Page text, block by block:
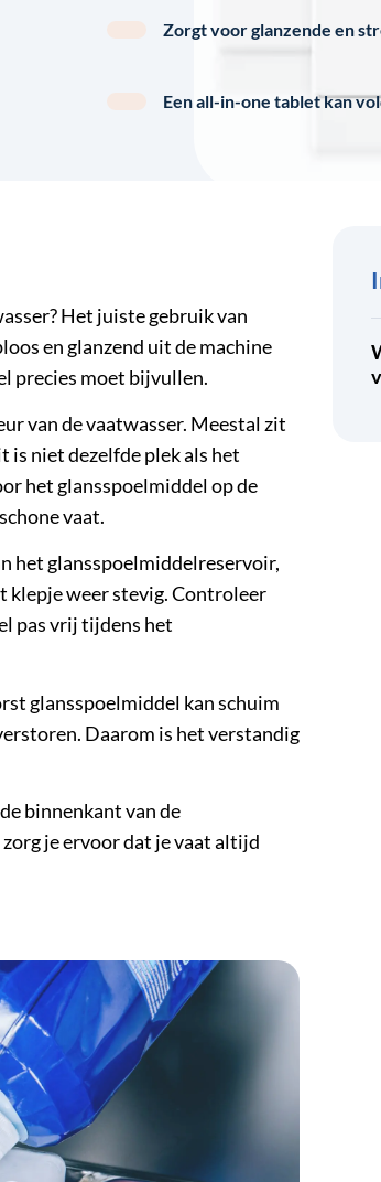
Zorgt voor glanzende en
Een all-in-one tablet kan
? Het juiste gebruik van
en glanzend uit de machine
precies moet bijvullen.
van de vaatwasser. Meestal zit
is niet dezelfde plek als het
het glansspoelmiddel op de
vaat.
het glansspoelmiddelreservoir,
klepje weer stevig. Controleer
pas vrij tijdens het
glansspoelmiddel kan schuim
Daarom is het verstandig
binnenkant van de
je ervoor dat je vaat altijd